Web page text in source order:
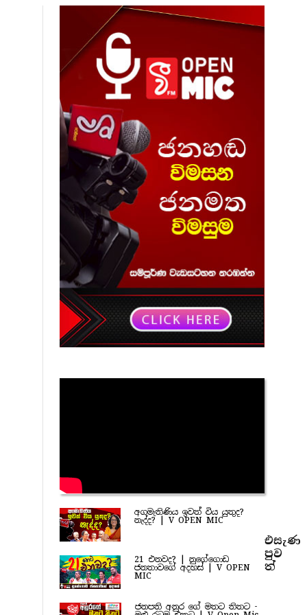
අගමැතිණිය ඉවත් විය යුතුද?
නැද්ද? | V OPEN MIC
21 එනවද? | නුගේගොඩ
ජනතාවගේ අදහස් | V OPEN
MIC
ජනපති අනුර ගේ මතට තිතට -
එසැණ
පුව​
ත්